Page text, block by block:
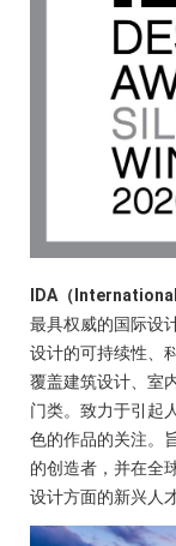
IDA（
最具权威的国际设
设计的可持续性、
覆盖建筑设计、室
门类。致力于引起
色的作品的关注。
的创造者，并在全
设计方面的新兴人才